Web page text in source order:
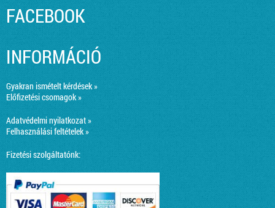
FACEBOOK
INFORMÁCIÓ
Gyakran ismételt kérdések »
Előfizetési csomagok »
Adatvédelmi nyilatkozat »
Felhasználási feltételek »
Fizetési szolgáltatónk: